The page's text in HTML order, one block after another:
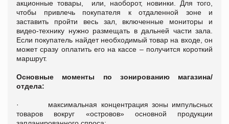
акционные товары, или, наоборот, новинки. Для того,
чтобы привлечь покупателя к отдаленной зоне и
заставить пройти весь зал, включенные мониторы и
видео-технику нужно размещать в дальней части зала.
Если покупатель найдет необходимый товар на входе, он
может сразу оплатить его на кассе – получится короткий
маршрут.
Основные моменты по зонированию магазина/
отдела:
· максимальная концентрация зоны импульсных
товаров вокруг «островов» основной продукции